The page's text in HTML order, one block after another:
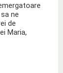
ne
de
Maria,